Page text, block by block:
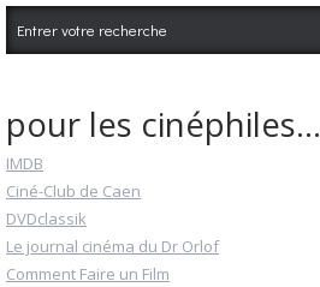
pour les cinéphiles...
IMDB
Ciné-Club de Caen
DVDclassik
Le journal cinéma du Dr Orlof
Comment Faire un Film